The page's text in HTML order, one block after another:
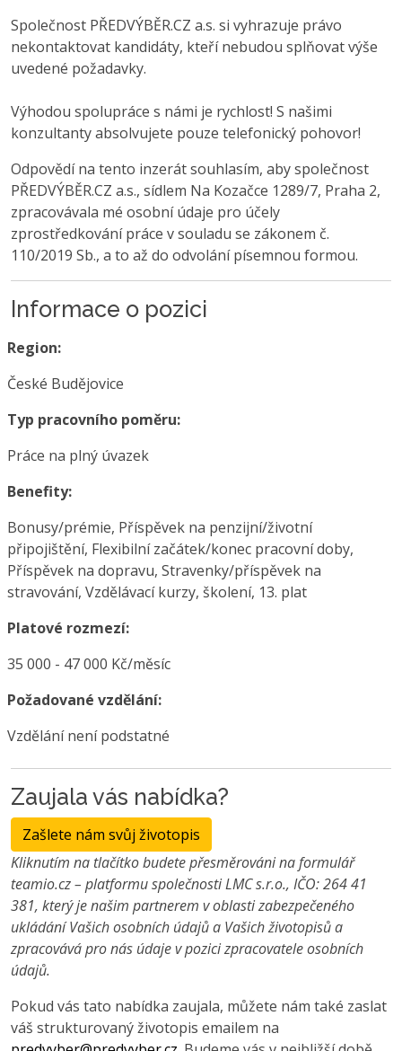
Společnost PŘEDVÝBĚR.CZ a.s. si vyhrazuje právo
nekontaktovat kandidáty, kteří nebudou splňovat výše
uvedené požadavky.
Výhodou spolupráce s námi je rychlost! S našimi
konzultanty absolvujete pouze telefonický pohovor!
Odpovědí na tento inzerát souhlasím, aby společnost
PŘEDVÝBĚR.CZ a.s., sídlem Na Kozačce 1289/7, Praha 2,
zpracovávala mé osobní údaje pro účely
zprostředkování práce v souladu se zákonem č.
110/2019 Sb., a to až do odvolání písemnou formou.
Informace o pozici
Region:
České Budějovice
Typ pracovního poměru:
Práce na plný úvazek
Benefity:
Bonusy/prémie, Příspěvek na penzijní/životní
připojištění, Flexibilní začátek/konec pracovní doby,
Příspěvek na dopravu, Stravenky/příspěvek na
stravování, Vzdělávací kurzy, školení, 13. plat
Platové rozmezí:
35 000 - 47 000 Kč/měsíc
Požadované vzdělání:
Vzdělání není podstatné
Zaujala vás nabídka?
Zašlete nám svůj životopis
Kliknutím na tlačítko budete přesměrováni na formulář
teamio.cz – platformu společnosti LMC s.r.o., IČO: 264 41
381, který je našim partnerem v oblasti zabezpečeného
ukládání Vašich osobních údajů a Vašich životopisů a
zpracovává pro nás údaje v pozici zpracovatele osobních
údajů.
Pokud vás tato nabídka zaujala, můžete nám také zaslat
váš strukturovaný životopis emailem na